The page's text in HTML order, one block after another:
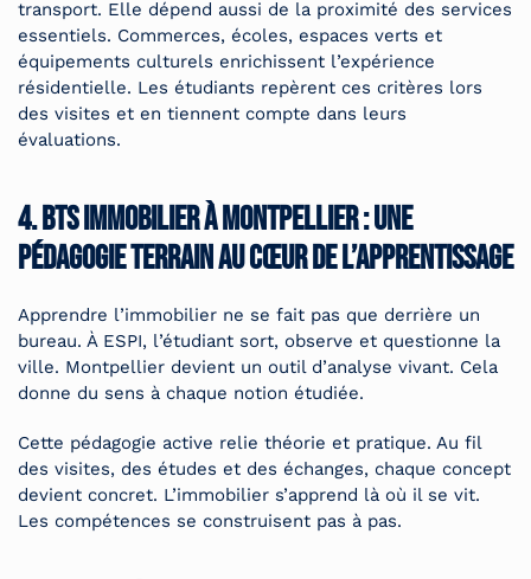
transport. Elle dépend aussi de la proximité des services
essentiels. Commerces, écoles, espaces verts et
équipements culturels enrichissent l’expérience
résidentielle. Les étudiants repèrent ces critères lors
des visites et en tiennent compte dans leurs
évaluations.
4. BTS immobilier à Montpellier : une
pédagogie terrain au cœur de l’apprentissage
Apprendre l’immobilier ne se fait pas que derrière un
bureau. À ESPI, l’étudiant sort, observe et questionne la
ville. Montpellier devient un outil d’analyse vivant. Cela
donne du sens à chaque notion étudiée.
Cette pédagogie active relie théorie et pratique. Au fil
des visites, des études et des échanges, chaque concept
devient concret. L’immobilier s’apprend là où il se vit.
Les compétences se construisent pas à pas.